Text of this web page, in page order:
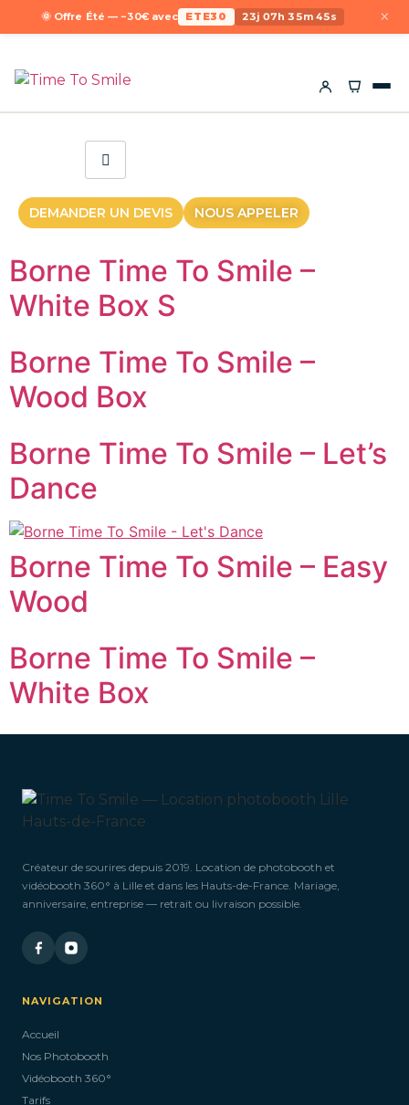
🌞 Offre Été — −30€ avec ETE30 23j 07h 35m 45s ×
DEMANDER UN DEVIS NOUS APPELER
Borne Time To Smile –
White Box S
Borne Time To Smile –
Wood Box
Borne Time To Smile – Let’s
Dance
Borne Time To Smile – Easy
Wood
Borne Time To Smile –
White Box
Créateur de sourires depuis 2019. Location de photobooth et
vidéobooth 360° à Lille et dans les Hauts-de-France. Mariage,
anniversaire, entreprise — retrait ou livraison possible.
NAVIGATION
Accueil
Nos Photobooth
Vidéobooth 360°
Tarifs